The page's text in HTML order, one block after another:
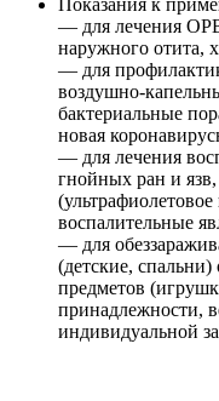
— для лечения
наружного отита,
— для
воздушно-
бактериальные
новая
— для лечения
гнойных ран и
воспалительные
— для
(детские,
предметов
принадлежности,
индивидуальной